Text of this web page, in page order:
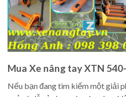
Mua Xe nâng tay XTN
Nếu bạn đang tìm kiếm một giải